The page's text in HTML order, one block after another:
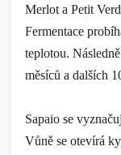
Merlot a Petit
Fermentace
teplotou.
měsíců a dalších
Sapaio se
Vůně se otevírá